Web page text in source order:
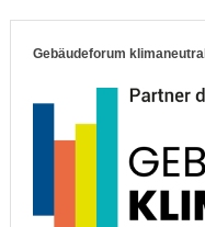
Gebäudeforum klimaneutral